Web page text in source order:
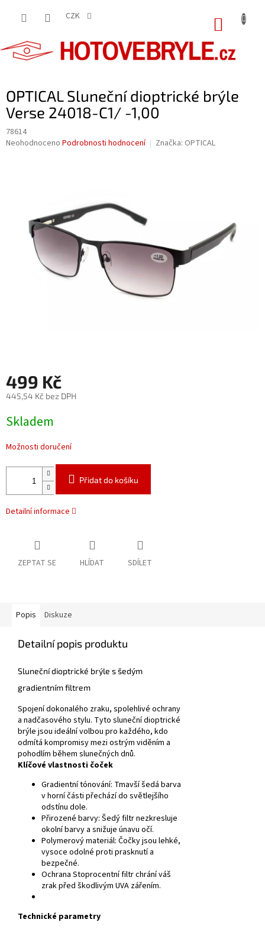
CZK
OPTICAL Sluneční dioptrické brýle
Verse 24018-C1/ -1,00
78614
Průměrné
hvězdiček.
Neohodnoceno Podrobnosti hodnocení Značka: OPTICAL
499 Kč
445,54 Kč bez DPH
cena:
Skladem
Možnosti doručení
Přidat do košíku
Detailní informace
ZEPTAT SE HLÍDAT SDÍLET
Popis Diskuze
Detailní popis produktu
Sluneční dioptrické brýle s šedým
gradientním filtrem
Spojení dokonalého zraku, spolehlivé ochrany
a nadčasového stylu. Tyto sluneční dioptrické
brýle jsou ideální volbou pro každého, kdo
odmítá kompromisy mezi ostrým viděním a
pohodlím během slunečných dnů.
Klíčové vlastnosti čoček
Gradientní tónování: Tmavší šedá barva
v horní části přechází do světlejšího
odstínu dole.
Přirozené barvy: Šedý filtr nezkresluje
okolní barvy a snižuje únavu očí.
Polymerový materiál: Čočky jsou lehké,
vysoce odolné proti prasknutí a
bezpečné.
Ochrana Stoprocentní filtr chrání váš
zrak před škodlivým UVA zářením.
Technické parametry